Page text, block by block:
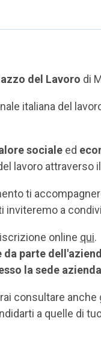
del Lavoro di
italiana del
sociale ed
lavoro attraverso
ti
inviteremo a
online qui.
da parte
la sede
consultare anche
a quelle di